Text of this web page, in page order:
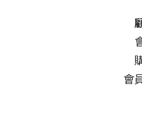
會